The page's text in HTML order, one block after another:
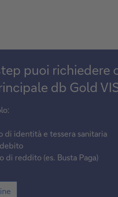
puoi richiedere
db Gold
di identità e tessera sanitaria
di reddito (es. Busta Paga)